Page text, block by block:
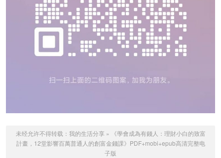
未经允许不得转载： 我的生活分享»
《學會成為有錢人：理財小白的致富
計畫，12堂影響百萬普通人的創富金錢課》PDF+mobi+epub高清完整电
子版